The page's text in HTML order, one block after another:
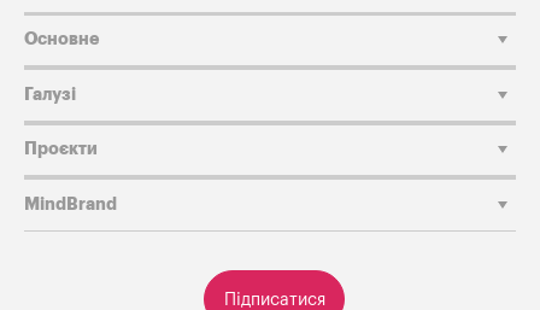
Підписатися
Основне
Галузі
Проєкти
MindBrand